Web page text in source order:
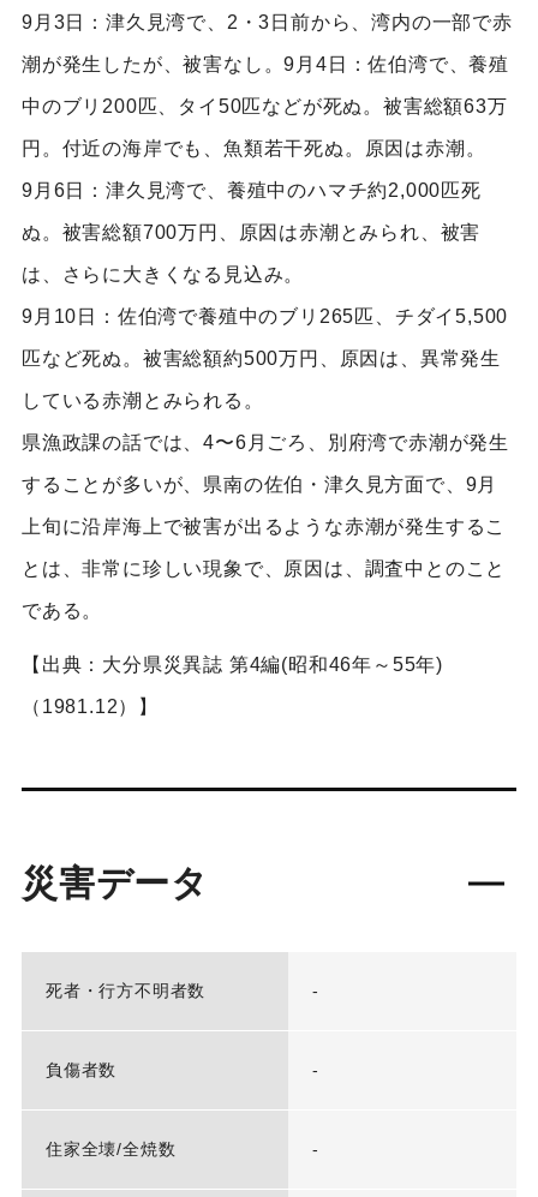
9月3日：津久見湾で、2・3日前から、湾内の一部で赤
潮が発生したが、被害なし。9月4日：佐伯湾で、養殖
中のブリ200匹、タイ50匹などが死ぬ。被害総額63万
円。付近の海岸でも、魚類若干死ぬ。原因は赤潮。
9月6日：津久見湾で、養殖中のハマチ約2,000匹死
ぬ。被害総額700万円、原因は赤潮とみられ、被害
は、さらに大きくなる見込み。
9月10日：佐伯湾で養殖中のブリ265匹、チダイ5,500
匹など死ぬ。被害総額約500万円、原因は、異常発生
している赤潮とみられる。
県漁政課の話では、4〜6月ごろ、別府湾で赤潮が発生
することが多いが、県南の佐伯・津久見方面で、9月
上旬に沿岸海上で被害が出るような赤潮が発生するこ
とは、非常に珍しい現象で、原因は、調査中とのこと
である。
【出典：大分県災異誌 第4編(昭和46年～55年)
（1981.12）】
災害データ
死者・行方不明者数 -
負傷者数 -
住家全壊/全焼数 -